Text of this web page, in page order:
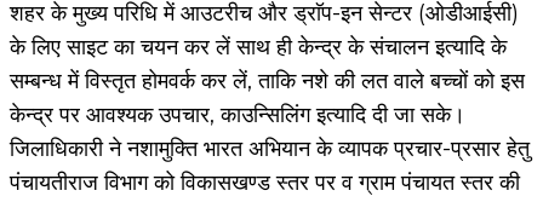
शहर के मुख्य परिधि में आउटरीच और ड्राॅप-इन सेन्टर (ओडीआईसी)
के लिए साइट का चयन कर लें साथ ही केन्द्र के संचालन इत्यादि के
सम्बन्ध में विस्तृत होमवर्क कर लें, ताकि नशे की लत वाले बच्चों को इस
केन्द्र पर आवश्यक उपचार, काउन्सिलिंग इत्यादि दी जा सके।
जिलाधिकारी ने नशामुक्ति भारत अभियान के व्यापक प्रचार-प्रसार हेतु
पंचायतीराज विभाग को विकासखण्ड स्तर पर व ग्राम पंचायत स्तर की